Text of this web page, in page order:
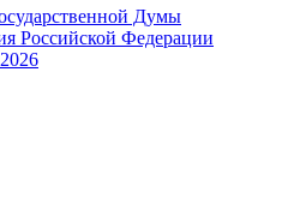
Думы
Российской Федерации